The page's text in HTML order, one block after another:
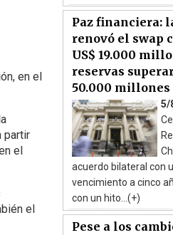
en el
partir
el
el
Paz financiera:
renovó el swap
US$ 19.000
reservas
50.000 millones
5/
acuerdo bilateral con
vencimiento a cinco
con un hito...(+)
Pese a los